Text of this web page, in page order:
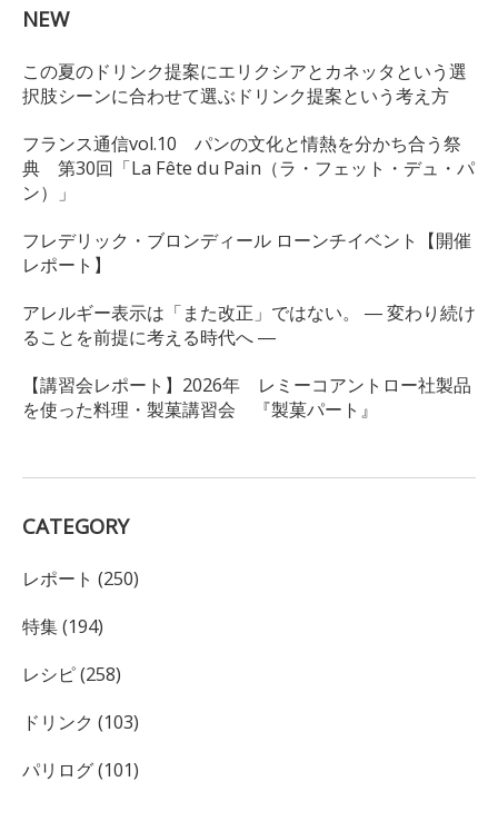
NEW
この夏のドリンク提案にエリクシアとカネッタという選
択肢シーンに合わせて選ぶドリンク提案という考え方
フランス通信vol.10 パンの文化と情熱を分かち合う祭
典 第30回「La Fête du Pain（ラ・フェット・デュ・パ
ン）」
フレデリック・ブロンディール ローンチイベント【開催
レポート】
アレルギー表示は「また改正」ではない。 ― 変わり続け
ることを前提に考える時代へ ―
【講習会レポート】2026年 レミーコアントロー社製品
を使った料理・製菓講習会 『製菓パート』
CATEGORY
レポート (250)
特集 (194)
レシピ (258)
ドリンク (103)
パリログ (101)